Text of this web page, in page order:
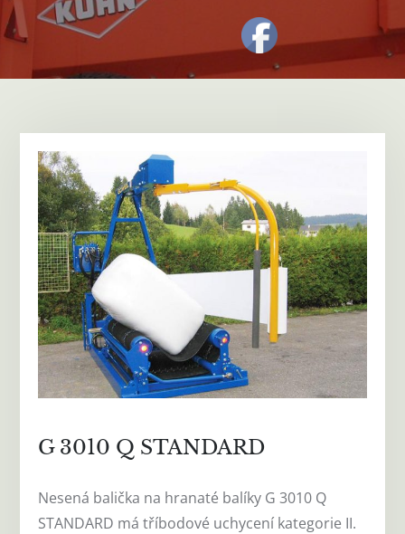
G 3010 Q STANDARD
Nesená balička na hranaté balíky G 3010 Q
STANDARD má tříbodové uchycení kategorie II.